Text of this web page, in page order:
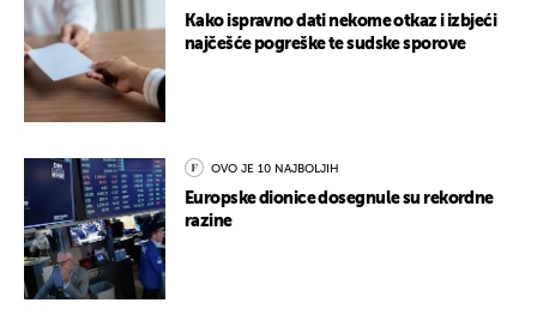
Kako ispravno dati nekome otkaz i izbjeći
najčešće pogreške te sudske sporove
OVO JE 10 NAJBOLJIH
Europske dionice dosegnule su rekordne
razine